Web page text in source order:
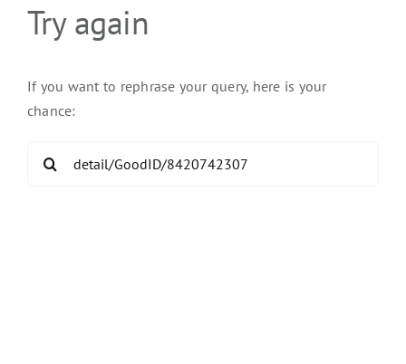
Try again
If you want to rephrase your query, here is your
chance: